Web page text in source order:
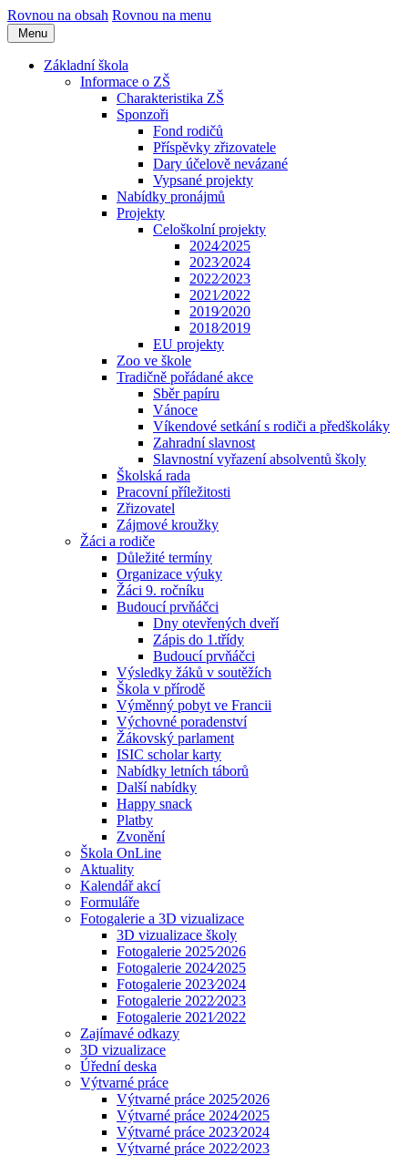
Rovnou na obsah Rovnou na menu
Menu
Základní škola
Informace o ZŠ
Charakteristika ZŠ
Sponzoři
Fond rodičů
Příspěvky zřizovatele
Dary účelově nevázané
Vypsané projekty
Nabídky pronájmů
Projekty
Celoškolní projekty
2024⁄2025
2023⁄2024
2022⁄2023
2021⁄2022
2019⁄2020
2018⁄2019
EU projekty
Zoo ve škole
Tradičně pořádané akce
Sběr papíru
Vánoce
Víkendové setkání s rodiči a předškoláky
Zahradní slavnost
Slavnostní vyřazení absolventů školy
Školská rada
Pracovní příležitosti
Zřizovatel
Zájmové kroužky
Žáci a rodiče
Důležité termíny
Organizace výuky
Žáci 9. ročníku
Budoucí prvňáčci
Dny otevřených dveří
Zápis do 1.třídy
Budoucí prvňáčci
Výsledky žáků v soutěžích
Škola v přírodě
Výměnný pobyt ve Francii
Výchovné poradenství
Žákovský parlament
ISIC scholar karty
Nabídky letních táborů
Další nabídky
Happy snack
Platby
Zvonění
Škola OnLine
Aktuality
Kalendář akcí
Formuláře
Fotogalerie a 3D vizualizace
3D vizualizace školy
Fotogalerie 2025⁄2026
Fotogalerie 2024⁄2025
Fotogalerie 2023⁄2024
Fotogalerie 2022⁄2023
Fotogalerie 2021⁄2022
Zajímavé odkazy
3D vizualizace
Úřední deska
Výtvarné práce
Výtvarné práce 2025⁄2026
Výtvarné práce 2024⁄2025
Výtvarné práce 2023⁄2024
Výtvarné práce 2022⁄2023